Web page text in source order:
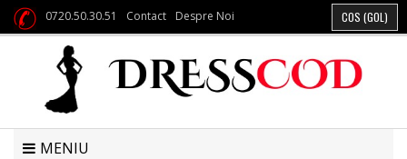
0720.50.30.51 Contact Despre Noi COS (GOL)
MENIU